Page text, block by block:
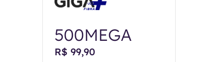
500MEGA
R$ 99,90